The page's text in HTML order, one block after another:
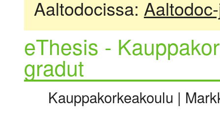
Aaltodocissa:
eThesis -
gradut
Kauppakorkeakoulu |